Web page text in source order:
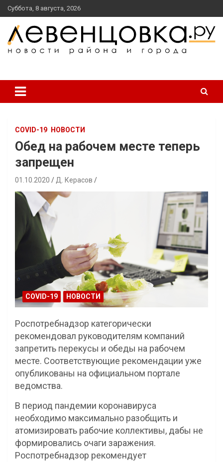
перейти
к
содержанию
Суббота, 8 августа, 2026
COVID-19 НОВОСТИ
Обед на рабочем месте теперь
запрещен
01.10.2020 Д. Керасов
COVID-19 НОВОСТИ
Роспотребнадзор категорически
рекомендовал руководителям компаний
запретить перекусы и обеды на рабочем
месте. Соответствующие рекомендации уже
опубликованы на официальном портале
ведомства.
В период пандемии коронавируса
необходимо максимально разобщить и
атомизировать рабочие коллективы, дабы не
формировались очаги заражения.
Роспотребнадзор рекомендует